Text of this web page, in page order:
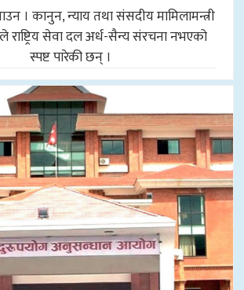
। कानुन, न्याय तथा संसदीय मामिलामन्त्री
राष्ट्रिय सेवा दल अर्ध-सैन्य संरचना नभएको
स्पष्ट पारेकी छन् ।